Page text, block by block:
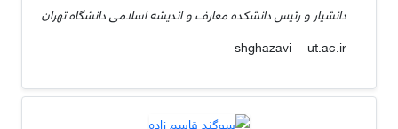
دانشیار و رئیس دانشکده معارف و اندیشه اسلامی دانشگاه تهران
shghazavi
ut.ac.ir